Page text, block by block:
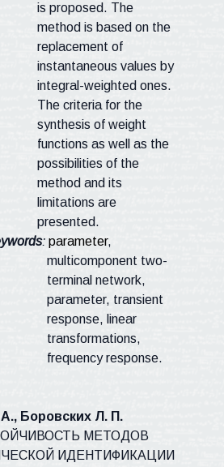
is proposed. The
method is based on the
replacement of
instantaneous values by
integral-weighted ones.
The criteria for the
synthesis of weight
functions as well as the
possibilities of the
method and its
limitations are
presented.
:parameter,
multicomponent two-
terminal network,
parameter, transient
response, linear
transformations,
frequency response.
Боровских Л. П.
МЕТОДОВ
ИДЕНТИФИКАЦИИ